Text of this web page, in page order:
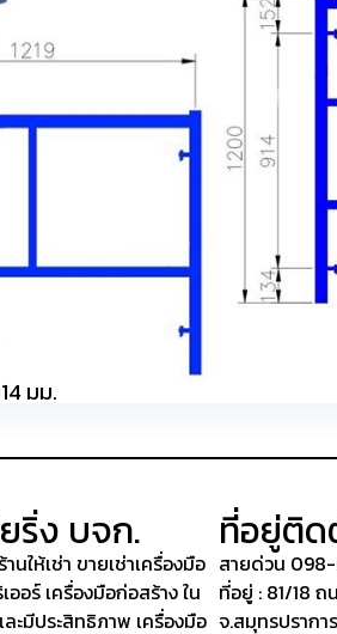
มม.
ริ่ง บจก.
ให้เช่า ขายเช่าเครื่องมือ
อร์ เครื่องมือก่อสร้าง ใน
ะมีประสิทธิภาพ เครื่องมือ
ที่อยู่ติ
สายด่วน 098-
ที่อยู่ : 81/18
จ.สมุทรปรากา